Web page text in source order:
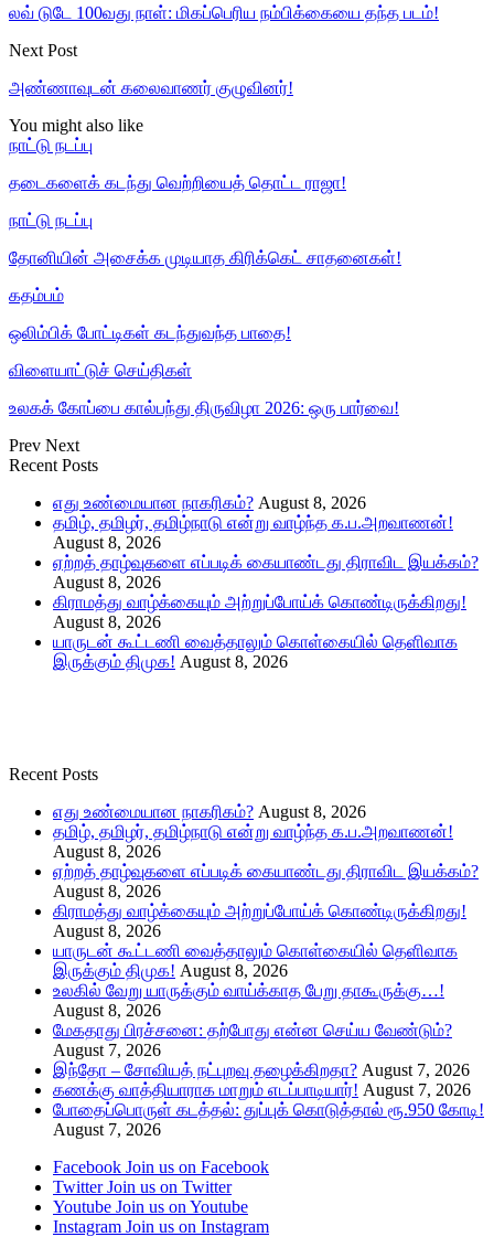
லவ் டுடே 100வது நாள்: மிகப்பெரிய நம்பிக்கையை தந்த படம்!
Next Post
அண்ணாவுடன் கலைவாணர் குழுவினர்!
You might also like
நாட்டு நடப்பு
தடைகளைக் கடந்து வெற்றியைத் தொட்ட ராஜா!
நாட்டு நடப்பு
தோனியின் அசைக்க முடியாத கிரிக்கெட் சாதனைகள்!
கதம்பம்
ஒலிம்பிக் போட்டிகள் கடந்துவந்த பாதை!
விளையாட்டுச் செய்திகள்
உலகக் கோப்பை கால்பந்து திருவிழா 2026: ஒரு பார்வை!
Prev Next
Recent Posts
எது உண்மையான நாகரிகம்? August 8, 2026
தமிழ், தமிழர், தமிழ்நாடு என்று வாழ்ந்த க.ப.அறவாணன்!
August 8, 2026
ஏற்றத் தாழ்வுகளை எப்படிக் கையாண்டது திராவிட இயக்கம்?
August 8, 2026
கிராமத்து வாழ்க்கையும் அற்றுப்போய்க் கொண்டிருக்கிறது!
August 8, 2026
யாருடன் கூட்டணி வைத்தாலும் கொள்கையில் தெளிவாக
இருக்கும் திமுக! August 8, 2026
Recent Posts
எது உண்மையான நாகரிகம்? August 8, 2026
தமிழ், தமிழர், தமிழ்நாடு என்று வாழ்ந்த க.ப.அறவாணன்!
August 8, 2026
ஏற்றத் தாழ்வுகளை எப்படிக் கையாண்டது திராவிட இயக்கம்?
August 8, 2026
கிராமத்து வாழ்க்கையும் அற்றுப்போய்க் கொண்டிருக்கிறது!
August 8, 2026
யாருடன் கூட்டணி வைத்தாலும் கொள்கையில் தெளிவாக
இருக்கும் திமுக! August 8, 2026
உலகில் வேறு யாருக்கும் வாய்க்காத பேறு தாகூருக்கு…!
August 8, 2026
மேகதாது பிரச்சனை: தற்போது என்ன செய்ய வேண்டும்?
August 7, 2026
இந்தோ – சோவியத் நட்புறவு தழைக்கிறதா? August 7, 2026
கணக்கு வாத்தியாராக மாறும் எடப்பாடியார்! August 7, 2026
போதைப்பொருள் கடத்தல்: துப்புக் கொடுத்தால் ரூ.950 கோடி!
August 7, 2026
Facebook Join us on Facebook
Twitter Join us on Twitter
Youtube Join us on Youtube
Instagram Join us on Instagram